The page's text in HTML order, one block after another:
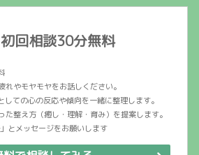
回相談30分無料
れやモヤモヤをお話しください。
しての心の反応や傾向を一緒に整理します。
た整え方（癒し・理解・育み）を提案します。
とメッセージをお願いします